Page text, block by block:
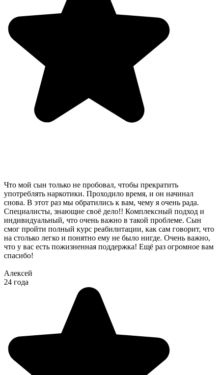
Что мой сын только не пробовал, чтобы прекратить
употреблять наркотики. Проходило время, и он начинал
снова. В этот раз мы обратились к вам, чему я очень рада.
Специалисты, знающие своё дело!! Комплексный подход и
индивидуальный, что очень важно в такой проблеме. Сын
смог пройти полный курс реабилитации, как сам говорит, что
на столько легко и понятно ему не было нигде. Очень важно,
что у вас есть пожизненная поддержка! Ещё раз огромное вам
спасибо!
Алексей
24 года